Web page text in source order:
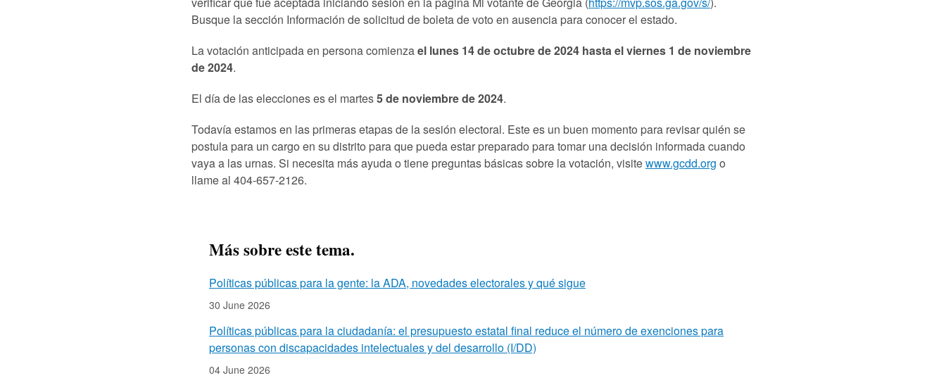
Busque la sección Información de solicitud de boleta de voto en ausencia para conocer el estado.
La votación anticipada en persona comienzael lunes 14 de octubre de 2024 hasta el viernes 1 de noviembre
de 2024.
El día de las elecciones es el martes5 de noviembre de 2024.
Todavía estamos en las primeras etapas de la sesión electoral. Este es un buen momento para revisar quién se
postula para un cargo en su distrito para que pueda estar preparado para tomar una decisión informada cuando
vaya a las urnas. Si necesita más ayuda o tiene preguntas básicas sobre la votación, visitewww.gcdd.org o
llame al 404-657-2126.
Más sobre este tema.
Políticas públicas para la gente: la ADA, novedades electorales y qué sigue
30 June 2026
Políticas públicas para la ciudadanía: el presupuesto estatal final reduce el número de exenciones para
personas con discapacidades intelectuales y del desarrollo (I/DD)
04 June 2026